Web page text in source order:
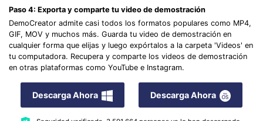
Paso 4: Exporta y comparte tu video de demostración
DemoCreator admite casi todos los formatos populares como MP4,
GIF, MOV y muchos más. Guarda tu video de demostración en
cualquier forma que elijas y luego expórtalos a la carpeta 'Videos' en
tu computadora. Recupera y comparte los videos de demostración
en otras plataformas como YouTube e Instagram.
Descarga Ahora Descarga Ahora